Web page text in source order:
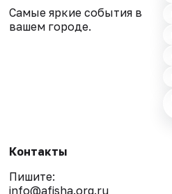
Самые яркие события в
вашем городе.
Контакты
Пишите:
info@afisha.org.ru